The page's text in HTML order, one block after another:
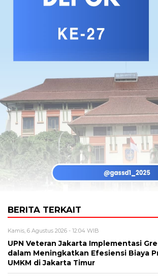
BERITA TERKAIT
Kamis, 6 Agustus 2026 - 12:04 WIB
UPN Veteran Jakarta Implementasi
dalam Meningkatkan Efesiensi Biaya
UMKM di Jakarta Timur